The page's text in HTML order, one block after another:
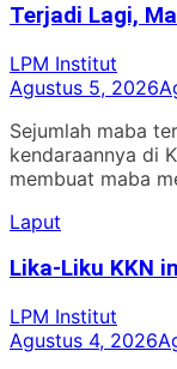
Terjadi Lagi,
LPM Institut
Agustus 5, 2026
Sejumlah maba
kendaraannya di
membuat maba
Laput
Lika-Liku KKN
LPM Institut
Agustus 4, 2026